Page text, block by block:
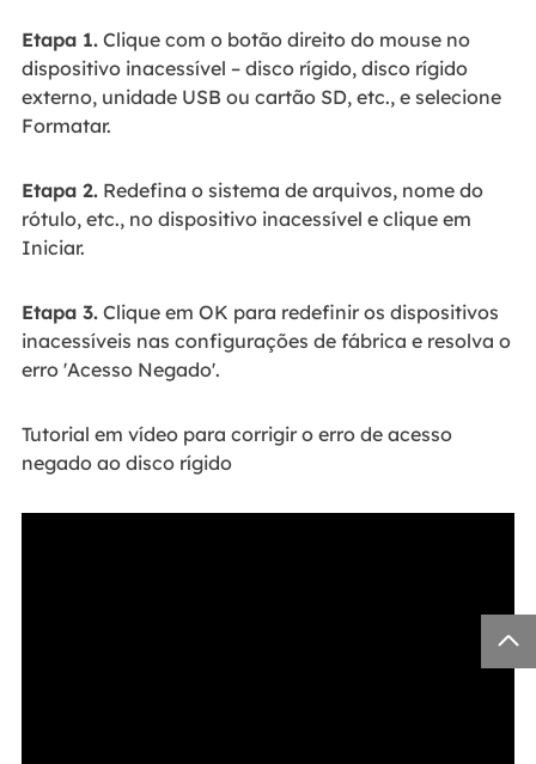
Etapa 1.Clique com o botão direito do mouse no
dispositivo inacessível – disco rígido, disco rígido
externo, unidade USB ou cartão SD, etc., e selecione
Formatar.
Etapa 2.Redefina o sistema de arquivos, nome do
rótulo, etc., no dispositivo inacessível e clique em
Iniciar.
Etapa 3.Clique em OK para redefinir os dispositivos
inacessíveis nas configurações de fábrica e resolva o
erro 'Acesso Negado'.
Tutorial em vídeo para corrigir o erro de acesso
negado ao disco rígido
